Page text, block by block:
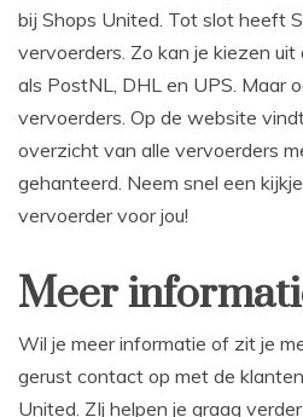
bij Shops United. Tot slot heeft
vervoerders. Zo kan je kiezen
als PostNL, DHL en UPS. Maar
vervoerders. Op de website
overzicht van alle vervoerders
gehanteerd. Neem snel een
vervoerder voor jou!
Meer
Wil je meer informatie of zit je
gerust contact op met de
United. ZIj helpen je graag